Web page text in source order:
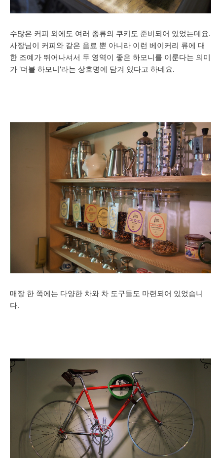
수많은 커피 외에도 여러 종류의 쿠키도 준비되어 있었는데요.
사장님이 커피와 같은 음료 뿐 아니라 이런 베이커리 류에 대
한 조예가 뛰어나셔서 두 영역이 좋은 하모니를 이룬다는 의미
가 '더블 하모니'라는 상호명에 담겨 있다고 하네요.
매장 한 쪽에는 다양한 차와 차 도구들도 마련되어 있었습니
다.